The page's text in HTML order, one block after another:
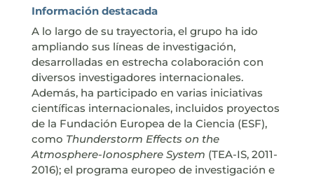
Información destacada
A lo largo de su trayectoria, el grupo ha ido
ampliando sus líneas de investigación,
desarrolladas en estrecha colaboración con
diversos investigadores internacionales.
Además, ha participado en varias iniciativas
científicas internacionales, incluidos proyectos
de la Fundación Europea de la Ciencia (ESF),
como Thunderstorm Effects on the
Atmosphere-Ionosphere System (TEA-IS, 2011-
2016); el programa europeo de investigación e